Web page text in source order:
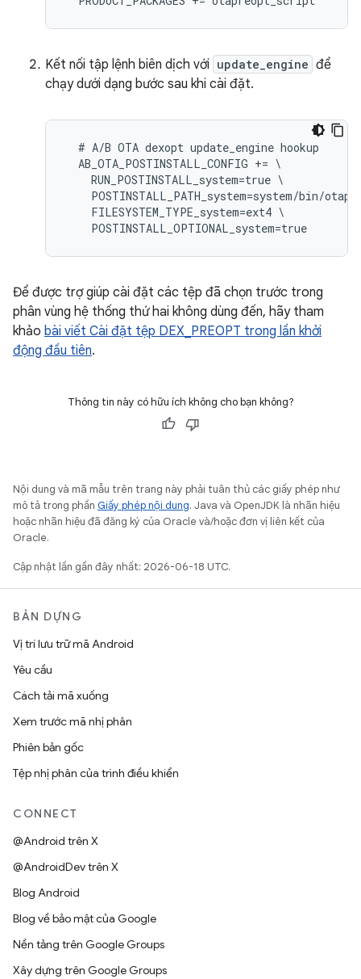
Kết nối tập lệnh biên dịch với update_engine để
chạy dưới dạng bước sau khi cài đặt.
  # A/B OTA dexopt update_engine hookup
  AB_OTA_POSTINSTALL_CONFIG += \
    RUN_POSTINSTALL_system=true \
POSTINSTALL_PATH_system=system/bin/
    FILESYSTEM_TYPE_system=ext4 \
Để được trợ giúp cài đặt các tệp đã chọn trước trong
phân vùng hệ thống thứ hai không dùng đến, hãy tham
khảo bài viết Cài đặt tệp DEX_PREOPT trong lần khởi
động đầu tiên.
Thông tin này có hữu ích không cho bạn không?
Nội dung và mã mẫu trên trang này phải tuân thủ các giấy phép như
mô tả trong phần Giấy phép nội dung. Java và OpenJDK là nhãn hiệu
hoặc nhãn hiệu đã đăng ký của Oracle và/hoặc đơn vị liên kết của
Oracle.
Cập nhật lần gần đây nhất: 2026-06-18 UTC.
BẢN DỰNG
Vị trí lưu trữ mã Android
Yêu cầu
Cách tải mã xuống
Xem trước mã nhị phân
Phiên bản gốc
Tệp nhị phân của trình điều khiển
CONNECT
@Android trên X
@AndroidDev trên X
Blog Android
Blog về bảo mật của Google
Nền tảng trên Google Groups
Xây dựng trên Google Groups